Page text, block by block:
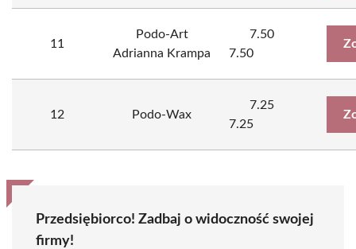
11
Podo-Art
Adrianna Krampa
7.50
7.50
12 Podo-Wax
7.25
7.25
Przedsiębiorco! Zadbaj o widoczność swojej
firmy!